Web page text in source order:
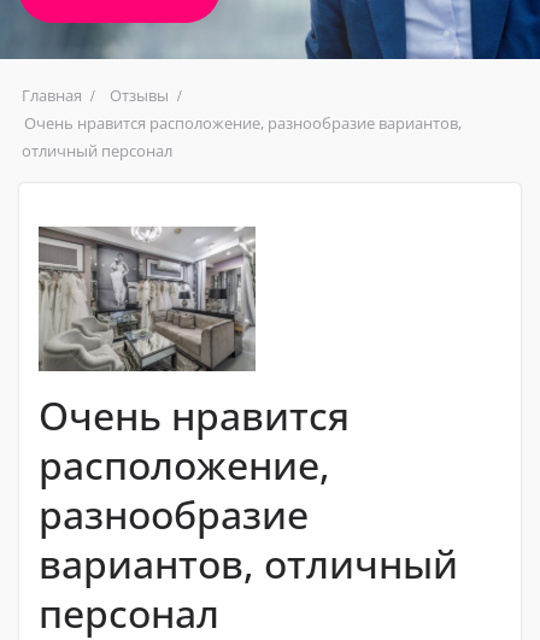
Главная
Отзывы
Очень нравится расположение, разнообразие вариантов,
отличный персонал
Очень нравится
расположение,
разнообразие
вариантов, отличный
персонал